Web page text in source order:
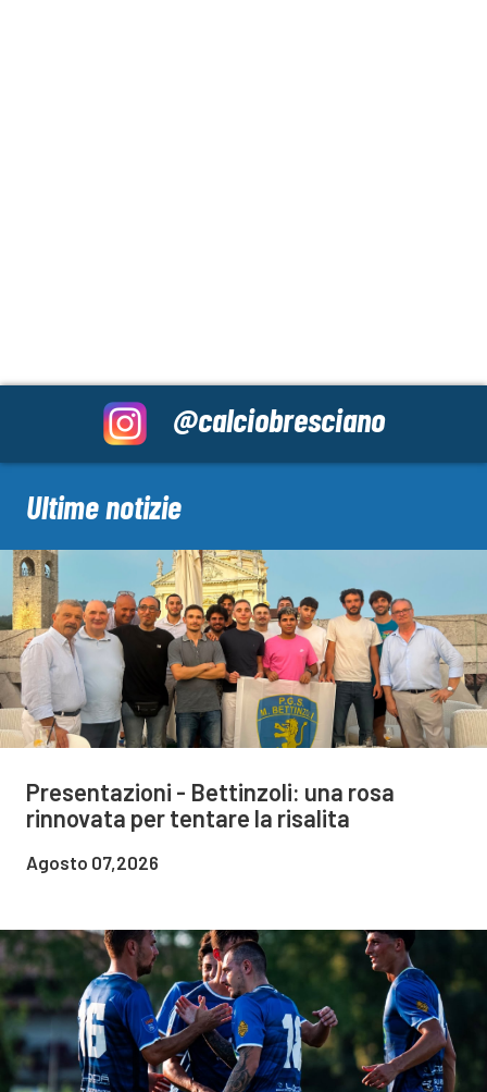
@calciobresciano
Ultime notizie
Presentazioni - Bettinzoli: una rosa
rinnovata per tentare la risalita
Agosto 07,2026